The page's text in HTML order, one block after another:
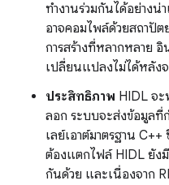
ทำงานร่วมกันได้อย่างน่
อาจคอมไพล์ด้วยสถาปัต
การสร้างที่หลากหลาย
เปลี่ยนแปลงไม่ได้หลัง
ประสิทธิภาพ HIDL จะ
ลอก ระบบจะส่งข้อมูลที่
เลย์เอาต์มาตรฐาน
ต้องแตกไฟล์ HIDL ยัง
กันด้วย และเนื่องจาก